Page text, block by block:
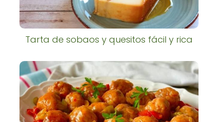
Tarta de sobaos y quesitos fácil y rica